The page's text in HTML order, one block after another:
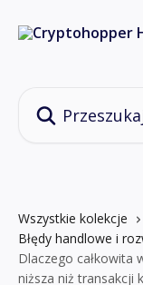
Wszystkie kolekcje
Błędy handlowe i
Dlaczego całkowita
niższa niż transakcji